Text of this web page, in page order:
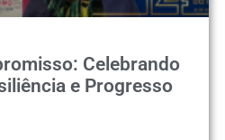
Celebrando
e Progresso